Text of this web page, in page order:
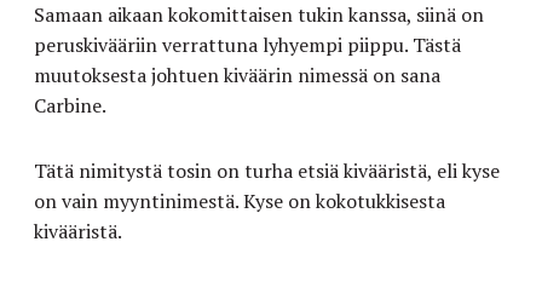
Samaan aikaan kokomittaisen tukin kanssa, siinä on
peruskivääriin verrattuna lyhyempi piippu. Tästä
muutoksesta johtuen kiväärin nimessä on sana
Carbine.
Tätä nimitystä tosin on turha etsiä kivääristä, eli kyse
on vain myyntinimestä. Kyse on kokotukkisesta
kivääristä.